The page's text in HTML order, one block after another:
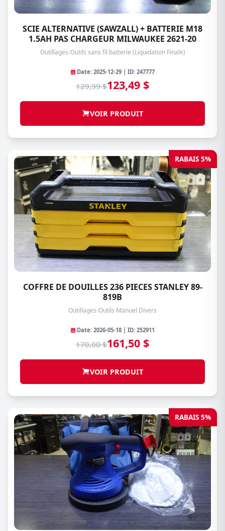
SCIE ALTERNATIVE (SAWZALL) + BATTERIE M18
1.5AH PAS CHARGEUR MILWAUKEE 2621-20
Outillages/Outils sans fil batterie (Liquidation Finale)
Date: 2025-12-29 | ID: 247777
129,99 $123,49 $
VOIR PRODUIT
RABAIS 5%
COFFRE DE DOUILLES 236 PIECES STANLEY 89-
819B
Outillages/Outils Manuel Divers
Date: 2026-05-18 | ID: 252911
170,00 $161,50 $
VOIR PRODUIT
RABAIS 5%